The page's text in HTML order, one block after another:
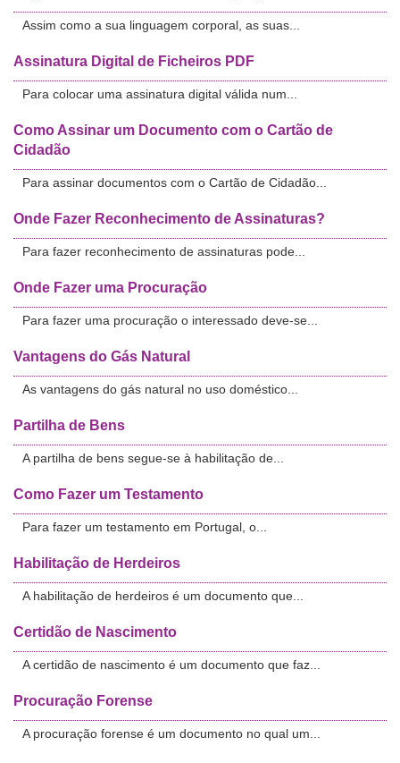
Assim como a sua linguagem corporal, as suas...
Assinatura Digital de Ficheiros PDF
Para colocar uma assinatura digital válida num...
Como Assinar um Documento com o Cartão de
Cidadão
Para assinar documentos com o Cartão de Cidadão...
Onde Fazer Reconhecimento de Assinaturas?
Para fazer reconhecimento de assinaturas pode...
Onde Fazer uma Procuração
Para fazer uma procuração o interessado deve-se...
Vantagens do Gás Natural
As vantagens do gás natural no uso doméstico...
Partilha de Bens
A partilha de bens segue-se à habilitação de...
Como Fazer um Testamento
Para fazer um testamento em Portugal, o...
Habilitação de Herdeiros
A habilitação de herdeiros é um documento que...
Certidão de Nascimento
A certidão de nascimento é um documento que faz...
Procuração Forense
A procuração forense é um documento no qual um...